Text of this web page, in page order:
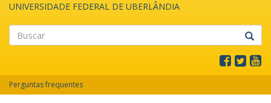
UNIVERSIDADE FEDERAL DE UBERLÂNDIA
Perguntas frequentes